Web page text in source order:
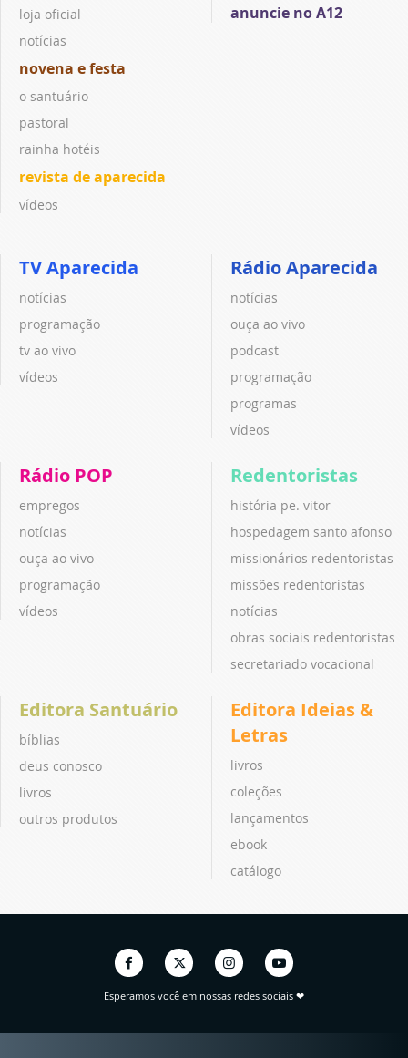
loja oficial
notícias
novena e festa
o santuário
pastoral
rainha hotéis
revista de aparecida
vídeos
anuncie no A12
TV Aparecida
notícias
programação
tv ao vivo
vídeos
Rádio Aparecida
notícias
ouça ao vivo
podcast
programação
programas
vídeos
Rádio POP
empregos
notícias
ouça ao vivo
programação
vídeos
Redentoristas
história pe. vitor
hospedagem santo afonso
missionários redentoristas
missões redentoristas
notícias
obras sociais redentoristas
secretariado vocacional
Editora Santuário
bíblias
deus conosco
livros
outros produtos
Editora Ideias &
Letras
livros
coleções
lançamentos
ebook
catálogo
Esperamos você em nossas redes sociais ❤